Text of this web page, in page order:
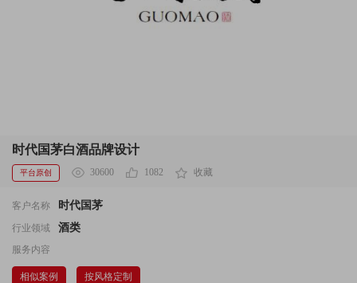
时代国茅白酒品牌设计
平台原创 30600 1082 收藏
客户名称 时代国茅
行业领域 酒类
服务内容
相似案例 按风格定制